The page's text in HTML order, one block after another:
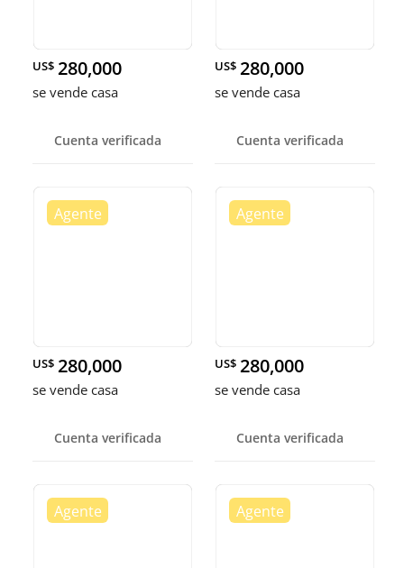
US$ 280,000
se vende casa
Cuenta verificada
US$ 280,000
se vende casa
Cuenta verificada
US$ 280,000
se vende casa
Cuenta verificada
US$ 280,000
se vende casa
Cuenta verificada